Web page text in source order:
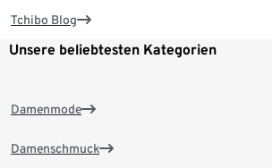
Tchibo Blog
Unsere beliebtesten Kategorien
Damenmode
Damenschmuck